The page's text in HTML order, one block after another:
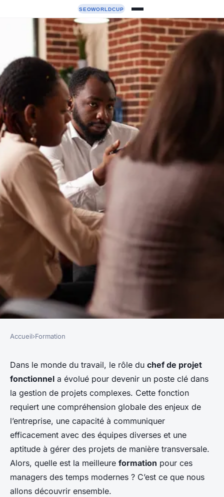
Quelle formation en
management transversal pour
les chefs de projet
fonctionnels?
Martin•1 mai 2024•6 min de lecture
Accueil›Formation
Dans le monde du travail, le rôle du chef de projet
fonctionnel a évolué pour devenir un poste clé dans
la gestion de projets complexes. Cette fonction
requiert une compréhension globale des enjeux de
l’entreprise, une capacité à communiquer
efficacement avec des équipes diverses et une
aptitude à gérer des projets de manière transversale.
Alors, quelle est la meilleure formation pour ces
managers des temps modernes ? C’est ce que nous
allons découvrir ensemble.